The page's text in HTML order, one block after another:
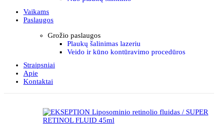
Vaikams
Paslaugos
Grožio paslaugos
Plaukų šalinimas lazeriu
Veido ir kūno kontūravimo procedūros
Straipsniai
Apie
Kontaktai